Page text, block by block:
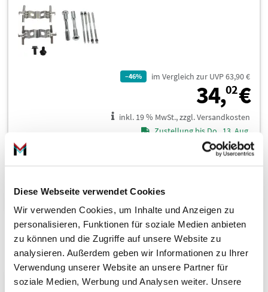
Diese Webseite verwendet Cookies
Wir verwenden Cookies, um Inhalte und Anzeigen zu
personalisieren, Funktionen für soziale Medien anbieten
zu können und die Zugriffe auf unsere Website zu
analysieren. Außerdem geben wir Informationen zu Ihrer
Verwendung unserer Website an unsere Partner für
soziale Medien, Werbung und Analysen weiter. Unsere
–46% im Vergleich zur UVP 63,90 €
34,02€
inkl. 19 % MwSt., zzgl. Versandkosten
Zustellung bis Do., 13. Aug.
In den Warenkorb
Zubehörsatz, Bremssattel 109-0195